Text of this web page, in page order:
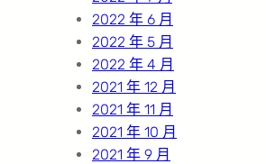
2022 年 6 月
2022 年 5 月
2022 年 4 月
2021 年 12 月
2021 年 11 月
2021 年 10 月
2021 年 9 月